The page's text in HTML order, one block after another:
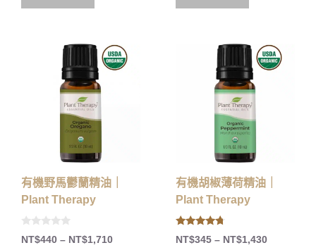
5
有機野馬鬱蘭精油｜
Plant Therapy
0
oNT$440 – NT$1,710
有機胡椒薄荷精油｜
Plant Therapy
4.50
out of 5
NT$345 – NT$1,430